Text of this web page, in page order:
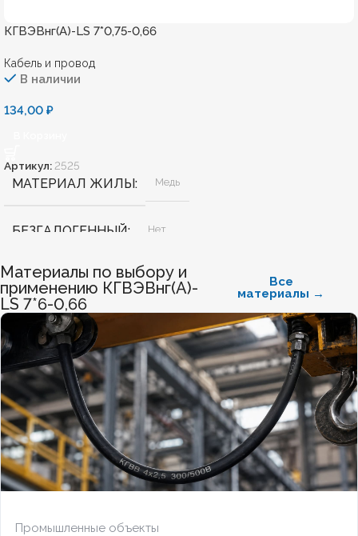
КГВЭВнг(А)-LS 7*0,75-0,66
Кабель и провод
В наличии
134,00 ₽
Артикул: 2525
МАТЕРИАЛ ЖИЛЫ Медь
БЕЗГАЛОГЕННЫЙ Нет
ХЛАДОСТОЙКИЙ Нет
СЕЧЕНИЕ ТПЖ
ОГНЕСТОЙКИЙ Нет
НАЛИЧИЕ ЭКРАНА Да
БРОНИРОВАННЫЙ Нет
Материалы по выбору и
применению КГВЭВнг(А)-
LS 7*6-0,66
Все
материалы →
Промышленные объекты